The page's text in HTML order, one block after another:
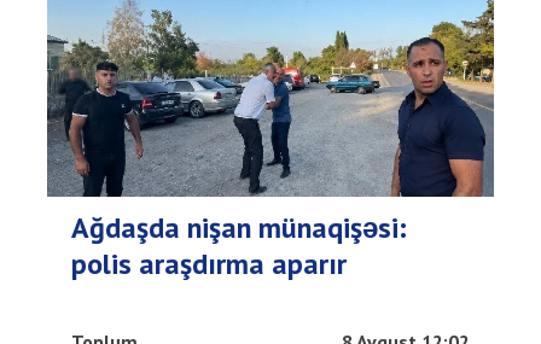
Ağdaşda nişan münaqişəsi:
polis araşdırma aparır